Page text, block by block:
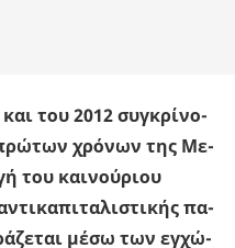
του 2012 συ­γκρί­νο­
χρό­νων της Με­
του και­νού­ριου
πα­
μέσω των εγ­χώ­